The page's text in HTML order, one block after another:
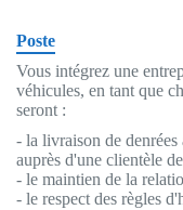
Poste
Vous intégrez une
véhicules, en tant que
seront :
- la livraison de denrées
auprès d'une clientèle
- le maintien de la
- le respect des règles